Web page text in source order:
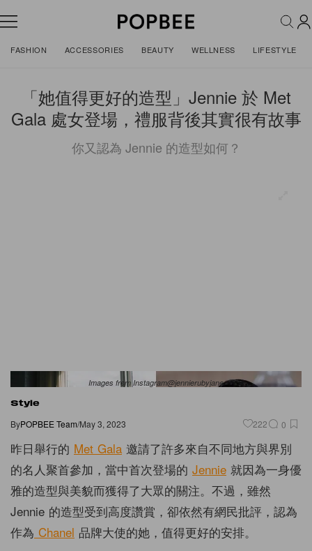
FASHION ACCESSORIES BEAUTY WELLNESS LIFESTYLE
「她值得更好的造型」Jennie 於 Met
Gala 處女登場，禮服背後其實很有故事
你又認為 Jennie 的造型如何？
Images from Instagram@jennierubyjane
Style
ByPOPBEE Team/May 3, 2023 222 0
昨日舉行的 Met Gala 邀請了許多來自不同地方與界別
的名人聚首參加，當中首次登場的 Jennie 就因為一身優
雅的造型與美貌而獲得了大眾的關注。不過，雖然
Jennie 的造型受到高度讚賞，卻依然有網民批評，認為
作為 Chanel 品牌大使的她，值得更好的安排。